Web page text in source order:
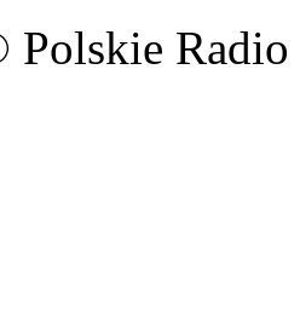
Polskie